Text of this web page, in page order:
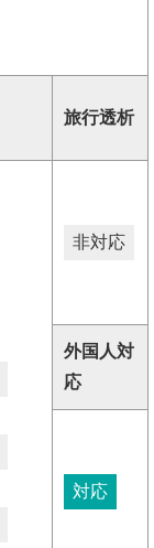
旅行透析
非対応
外国人対
応
対応